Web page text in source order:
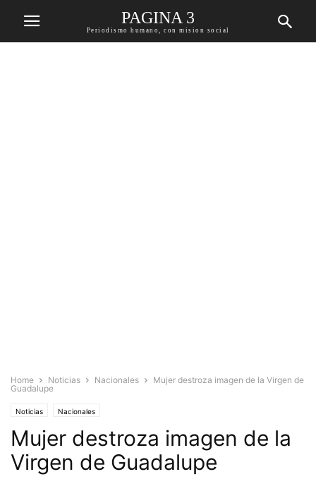
PAGINA 3
Periodismo humano, con mision social
Home Noticias Nacionales
Mujer destroza imagen de la Virgen de
Guadalupe
Noticias Nacionales
Mujer destroza imagen de la
Virgen de Guadalupe